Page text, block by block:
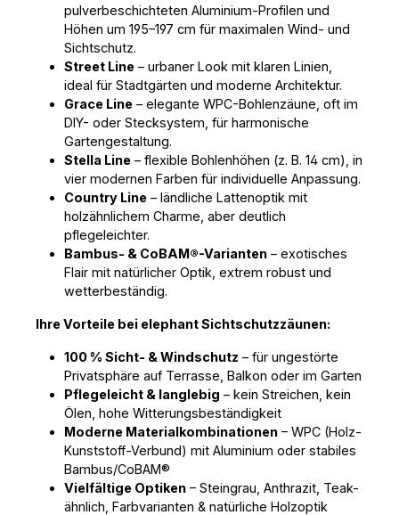
pulverbeschichteten Aluminium-Profilen und
Höhen um 195–197 cm für maximalen Wind- und
Sichtschutz.
Street Line – urbaner Look mit klaren Linien,
ideal für Stadtgärten und moderne Architektur.
Grace Line – elegante WPC-Bohlenzäune, oft im
DIY- oder Stecksystem, für harmonische
Gartengestaltung.
Stella Line – flexible Bohlenhöhen (z. B. 14 cm), in
vier modernen Farben für individuelle Anpassung.
Country Line – ländliche Lattenoptik mit
holzähnlichem Charme, aber deutlich
pflegeleichter.
Bambus- & CoBAM®-Varianten – exotisches
Flair mit natürlicher Optik, extrem robust und
wetterbeständig.
Ihre Vorteile bei elephant Sichtschutzzäunen:
100 % Sicht- & Windschutz – für ungestörte
Privatsphäre auf Terrasse, Balkon oder im Garten
Pflegeleicht & langlebig – kein Streichen, kein
Ölen, hohe Witterungsbeständigkeit
Moderne Materialkombinationen – WPC (Holz-
Kunststoff-Verbund) mit Aluminium oder stabiles
Bambus/CoBAM®
Vielfältige Optiken – Steingrau, Anthrazit, Teak-
ähnlich, Farbvarianten & natürliche Holzoptik